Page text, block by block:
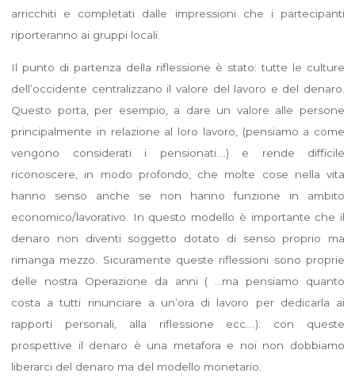
arricchiti e completati dalle impressioni che i partecipanti
riporteranno ai gruppi locali.
Il punto di partenza della riflessione è stato: tutte le culture
dell’occidente centralizzano il valore del lavoro e del denaro.
Questo porta, per esempio, a dare un valore alle persone
principalmente in relazione al loro lavoro, (pensiamo a come
vengono considerati i pensionati….) e rende difficile
riconoscere, in modo profondo, che molte cose nella vita
hanno senso anche se non hanno funzione in ambito
economico/lavorativo. In questo modello è importante che il
denaro non diventi soggetto dotato di senso proprio ma
rimanga mezzo. Sicuramente queste riflessioni sono proprie
delle nostra Operazione da anni ( …ma pensiamo quanto
costa a tutti rinunciare a un’ora di lavoro per dedicarla ai
rapporti personali, alla riflessione ecc….): con queste
prospettive il denaro è una metafora e noi non dobbiamo
liberarci del denaro ma del modello monetario.